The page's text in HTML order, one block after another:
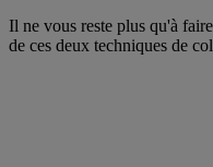
Il ne vous reste plus qu'à
de ces deux techniques de